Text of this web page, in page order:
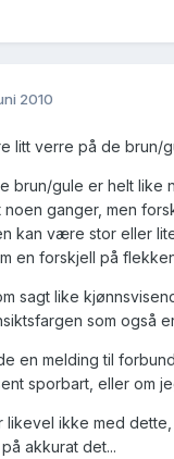
2010
litt verre på de brun/
brun/gule er helt like
noen ganger, men
kan være stor eller
en forskjell på
sagt like
som også
en melding til
sporbart, eller om
likevel ikke med
akkurat det...